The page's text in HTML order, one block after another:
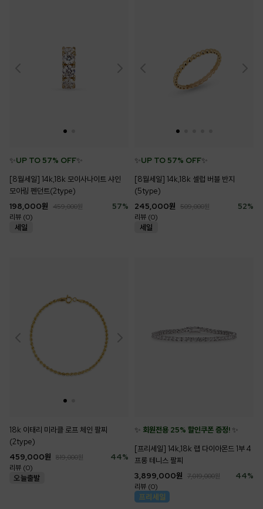
✨UP TO 57% OFF✨
[8월세일] 14k,18k 모이사나이트 샤인
모아링 펜던트(2type)
57%
198,000원 459,000원
리뷰 (0)
✨UP TO 57% OFF✨
[8월세일] 14k,18k 셀럽 버블 반지
(5type)
52%
245,000원 509,000원
리뷰 (0)
18k 이태리 미라클 로프 체인 팔찌
(2type)
44%
459,000원 819,000원
리뷰 (0)
✨ 회원전용 25% 할인쿠폰 증정! ✨
[프리세일] 14k,18k 랩 다이아몬드 1부 4
프롱 테니스 팔찌
44%
3,899,000원 7,019,000원
리뷰 (0)